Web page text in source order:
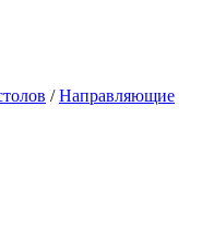
/ Направляющие